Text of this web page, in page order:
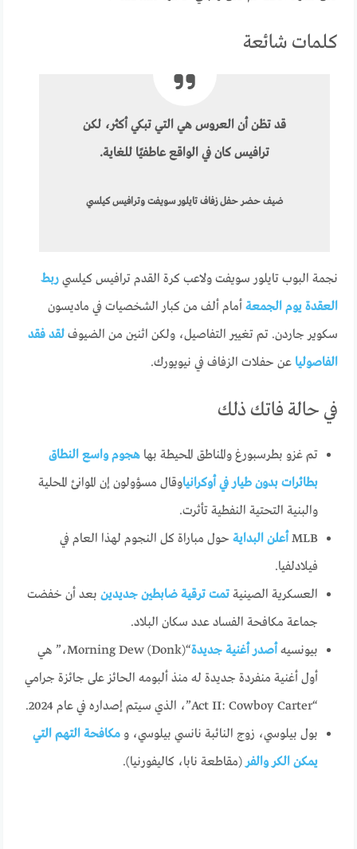
كلمات شائعة
قد تظن أن العروس هي التي تبكي أكثر، لكن
ترافيس كان في الواقع عاطفيًا للغاية.
ضيف حضر حفل زفاف تايلور سويفت وترافيس كيلسي
نجمة البوب ​​تايلور سويفت ولاعب كرة القدم ترافيس كيلسيربط
العقدة يوم الجمعة أمام ألف من كبار الشخصيات في ماديسون
سكوير جاردن. تم تغيير التفاصيل، ولكن اثنين من الضيوفلقد فقد
الفاصوليا عن حفلات الزفاف في نيويورك.
في حالة فاتك ذلك
تم غزو بطرسبورغ والمناطق المحيطة بهاهجوم واسع النطاق
بطائرات بدون طيار في أوكرانياوقال مسؤولون إن الموانئ المحلية
والبنية التحتية النفطية تأثرت.
MLB أعلن البداية حول مباراة كل النجوم لهذا العام في
فيلادلفيا.
العسكرية الصينيةتمت ترقية ضابطين جديدين بعد أن خفضت
جماعة مكافحة الفساد عدد سكان البلاد.
بيونسيهأصدر أغنية جديدة
“Morning Dew (Donk)،” هي
أول أغنية منفردة جديدة له منذ ألبومه الحائز على جائزة جرامي
“Act II: Cowboy Carter”، الذي سيتم إصداره في عام 2024.
بول بيلوسي، زوج النائبة نانسي بيلوسي، ومكافحة التهم التي
يمكن الكر والفر(مقاطعة نابا، كاليفورنيا).